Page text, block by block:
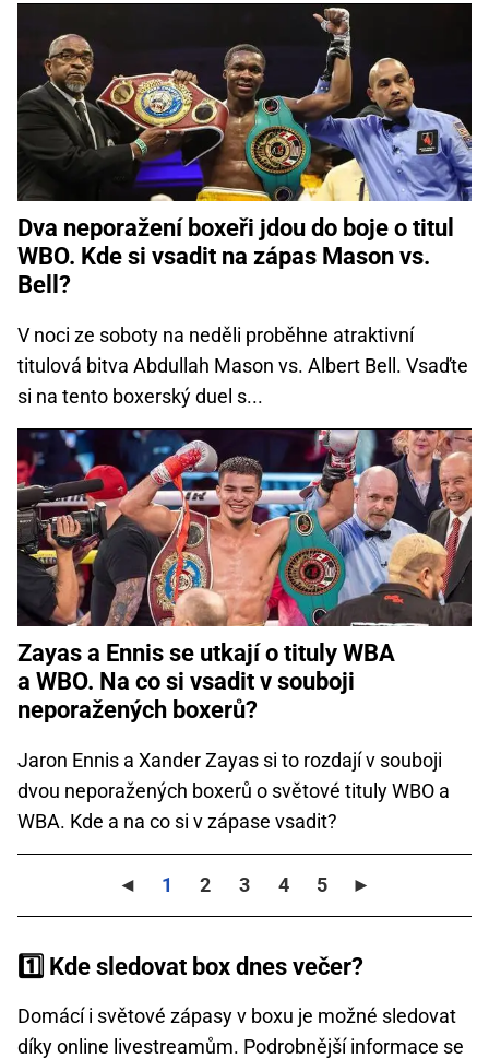
Dva neporažení boxeři jdou do boje o titul
WBO. Kde si vsadit na zápas Mason vs.
Bell?
V noci ze soboty na neděli proběhne atraktivní
titulová bitva Abdullah Mason vs. Albert Bell. Vsaďte
si na tento boxerský duel s...
Zayas a Ennis se utkají o tituly WBA
a WBO. Na co si vsadit v souboji
neporažených boxerů?
Jaron Ennis a Xander Zayas si to rozdají v souboji
dvou neporažených boxerů o světové tituly WBO a
WBA. Kde a na co si v zápase vsadit?
◄ 1 2 3 4 5 ►
1️⃣ Kde sledovat box dnes večer?
Domácí i světové zápasy v boxu je možné sledovat
díky online livestreamům. Podrobnější informace se